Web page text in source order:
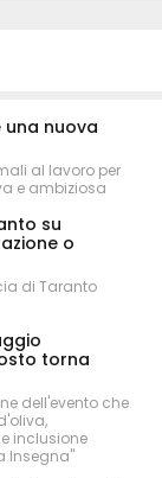
una nuova
al lavoro per
e ambiziosa
su
o
di Taranto
torna
dell'evento che
inclusione
Insegna"